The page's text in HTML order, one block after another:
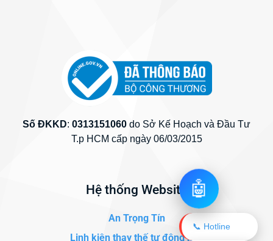
Số ĐKKD: 0313151060 do Sở Kế Hoạch và Đầu Tư
T.p HCM cấp ngày 06/03/2015
Hệ thống Website
An Trọng Tín
Linh kiện thay thế tự động hóa
🤖
📞 Hotline